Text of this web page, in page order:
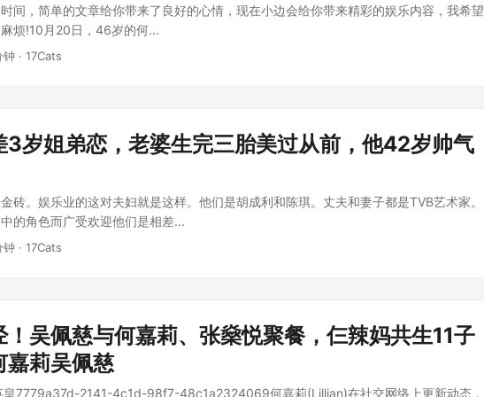
间，简单的文章给你带来了良好的心情，现在小边会给你带来精彩的娱乐内容，我希望
烦!10月20日，46岁的何...
· 17Cats
3岁姐弟恋，老婆生完三胎美过从前，他42岁帅气
砖。娱乐业的这对夫妇就是这样。他们是胡成利和陈琪。丈夫和妻子都是TVB艺术家。
的角色而广受欢迎他们是相差...
· 17Cats
！吴佩慈与何嘉莉、张燊悦聚餐，仨辣妈共生11子
嘉莉吴佩慈
皇7779a37d-2141-4c1d-98f7-48c1a2324069何嘉莉(Lillian)在社交网络上更新动态，